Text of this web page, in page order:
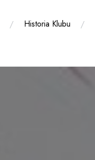
Historia Klubu